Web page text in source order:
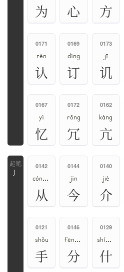
为 心 方
0171
rèn
认
0169
dìng
订
0173
jī
讥
0167
yì
忆
0172
rǒng
冗
0162
kàng
亢
丿
0142
cóng、zòng
从
0144
jīn
今
0140
jiè
介
0121
shǒu
手
0146
fēn、fèn
分
0129
shí、shén
什